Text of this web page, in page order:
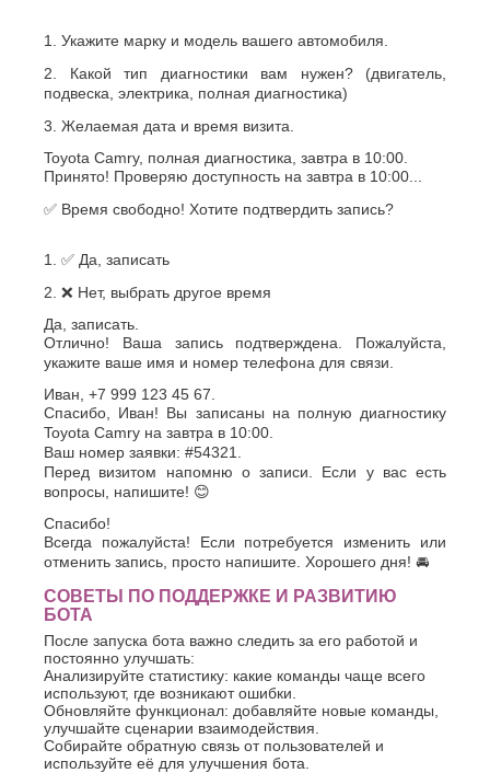
1. Укажите марку и модель вашего автомобиля.
2. Какой тип диагностики вам нужен? (двигатель,
подвеска, электрика, полная диагностика)
3. Желаемая дата и время визита.
Toyota Camry, полная диагностика, завтра в 10:00.
Принято! Проверяю доступность на завтра в 10:00...
✅ Время свободно! Хотите подтвердить запись?
1. ✅ Да, записать
2. ❌ Нет, выбрать другое время
Да, записать.
Отлично! Ваша запись подтверждена. Пожалуйста,
укажите ваше имя и номер телефона для связи.
Иван, +7 999 123 45 67.
Спасибо, Иван! Вы записаны на полную диагностику
Toyota Camry на завтра в 10:00.
Ваш номер заявки: #54321.
Перед визитом напомню о записи. Если у вас есть
вопросы, напишите! 😊
Спасибо!
Всегда пожалуйста! Если потребуется изменить или
отменить запись, просто напишите. Хорошего дня! 🚘
СОВЕТЫ ПО ПОДДЕРЖКЕ И РАЗВИТИЮ
БОТА
После запуска бота важно следить за его работой и
постоянно улучшать:
Анализируйте статистику: какие команды чаще всего
используют, где возникают ошибки.
Обновляйте функционал: добавляйте новые команды,
улучшайте сценарии взаимодействия.
Собирайте обратную связь от пользователей и
используйте её для улучшения бота.